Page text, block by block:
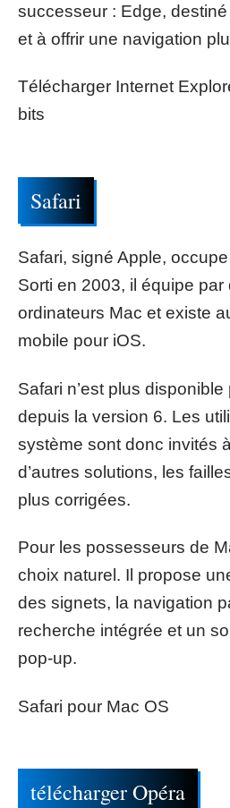
successeur : Edge,
et à offrir une navigation
Télécharger Internet
bits
Safari
Safari, signé Apple,
Sorti en 2003, il équipe par
ordinateurs Mac et existe
mobile pour iOS.
Safari n’est plus
depuis la version 6. Les
système sont donc invités
d’autres solutions, les
plus corrigées.
Pour les possesseurs de
choix naturel. Il propose
des signets, la navigation
recherche intégrée et un
pop-up.
Safari pour Mac OS
télécharger Opéra